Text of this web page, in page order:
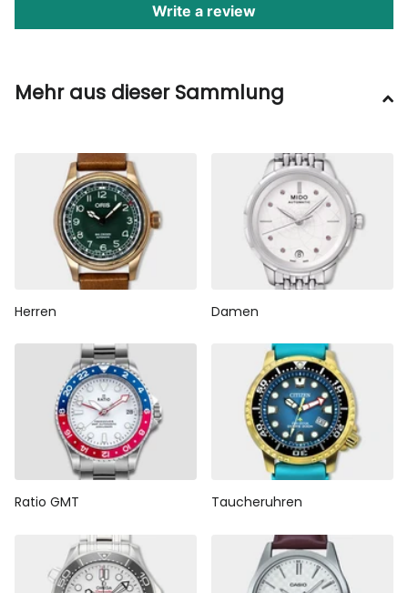
Write a review
Mehr aus dieser Sammlung
Herren Damen
Ratio GMT Taucheruhren